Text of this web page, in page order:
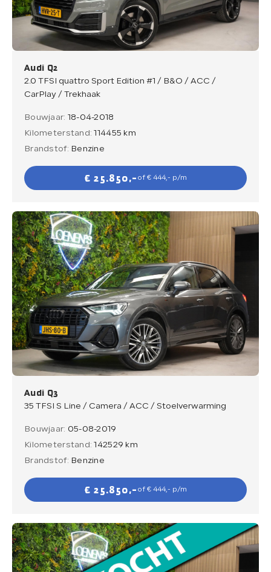
Verkocht
Contact
Direct contact
Direct contact
info@loenensautobedrijf.nl
+31 6 23892532
Adres
De Groendijck 43
3466 NJ Waarder
Audi Q2
2.0 TFSI quattro Sport Edition #1 / B&O / ACC /
CarPlay / Trekhaak
Bouwjaar: 18-04-2018
Kilometerstand:114455 km
Brandstof: Benzine
€ 25.850,- of € 444,- p/m
Audi Q3
35 TFSI S Line / Camera / ACC / Stoelverwarming
Bouwjaar: 05-08-2019
Kilometerstand:142529 km
Brandstof: Benzine
€ 25.850,- of € 444,- p/m